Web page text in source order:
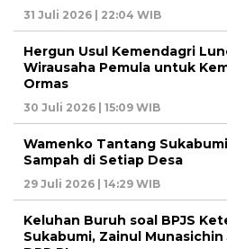
31 Juli 2026 | 22:04 WIB
Hergun Usul Kemendagri
Wirausaha Pemula untuk
Ormas
30 Juli 2026 | 15:09 WIB
Wamenko Tantang
Sampah di Setiap Desa
29 Juli 2026 | 14:29 WIB
Keluhan Buruh soal BPJS
Sukabumi, Zainul